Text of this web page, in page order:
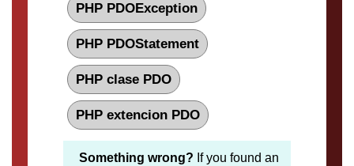
PHP PDOException
PHP PDOStatement
PHP clase PDO
PHP extencion PDO
Something wrong? If you found an